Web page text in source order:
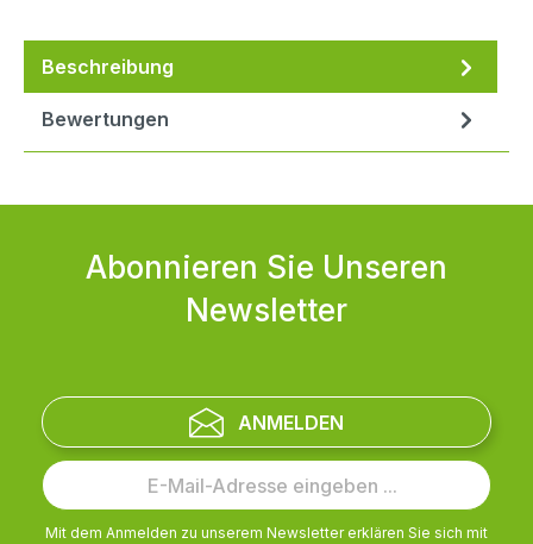
Beschreibung
Bewertungen
Abonnieren Sie Unseren
Newsletter
ANMELDEN
Mit dem Anmelden zu unserem Newsletter erklären Sie sich mit